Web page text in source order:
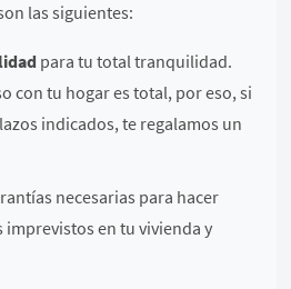
las siguientes:
para tu total tranquilidad.
con tu hogar es total, por eso, si
indicados, te regalamos un
necesarias para hacer
en tu vivienda y